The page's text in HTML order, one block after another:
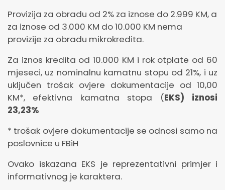
Provizija za obradu od 2% za iznose do 2.999 KM, a
za iznose od 3.000 KM do 10.000 KM nema
provizije za obradu mikrokredita.
Za iznos kredita od 10.000 KM i rok otplate od 60
mjeseci, uz nominalnu kamatnu stopu od 21%, i uz
uključen trošak ovjere dokumentacije od 10,00
KM*, efektivna kamatna stopa (EKS) iznosi
23,23%
* trošak ovjere dokumentacije se odnosi samo na
poslovnice u FBiH
Ovako iskazana EKS je reprezentativni primjer i
informativnog je karaktera.